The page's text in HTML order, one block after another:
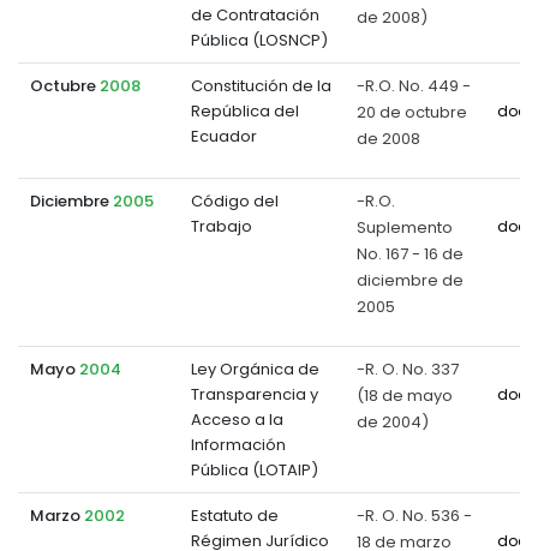
de Contratación
Pública (LOSNCP)
de 2008)
Octubre 2008
Constitución de la
República del
Ecuador
-R.O. No. 449 -
20 de octubre
de 2008
Diciembre 2005
Código del
Trabajo
-R.O.
Suplemento
No. 167 - 16 de
diciembre de
2005
Mayo 2004
Ley Orgánica de
Transparencia y
Acceso a la
Información
Pública (LOTAIP)
-R. O. No. 337
(18 de mayo
de 2004)
Marzo 2002
Estatuto de
Régimen Jurídico
-R. O. No. 536 -
18 de marzo